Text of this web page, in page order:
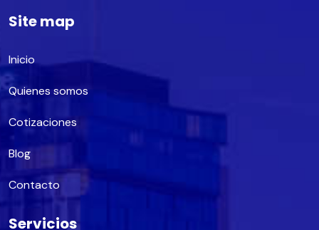
Site map
Inicio
Quienes somos
Cotizaciones
Blog
Contacto
Servicios